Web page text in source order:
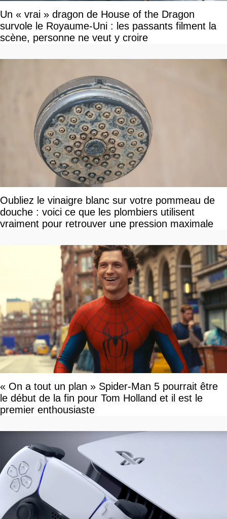
Un « vrai » dragon de House of the Dragon
survole le Royaume-Uni : les passants filment la
scène, personne ne veut y croire
Oubliez le vinaigre blanc sur votre pommeau de
douche : voici ce que les plombiers utilisent
vraiment pour retrouver une pression maximale
« On a tout un plan » Spider-Man 5 pourrait être
le début de la fin pour Tom Holland et il est le
premier enthousiaste